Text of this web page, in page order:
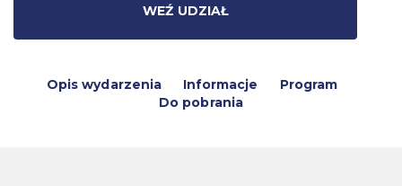
WEŹ UDZIAŁ
Opis wydarzenia Informacje
Program
Do pobrania